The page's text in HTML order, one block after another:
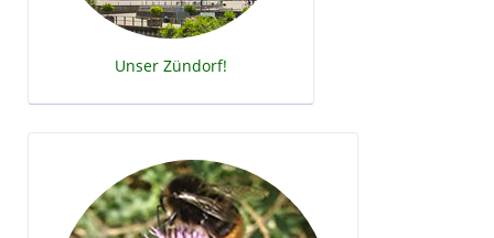
Unser Zündorf!